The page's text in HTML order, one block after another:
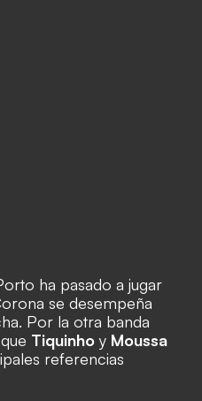
ha pasado a jugar
se desempeña
Por la otra banda
Tiquinho y Moussa
referencias